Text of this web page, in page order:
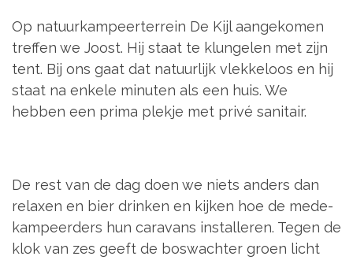
Op natuurkampeerterrein De Kijl aangekomen
treffen we Joost. Hij staat te klungelen met zijn
tent. Bij ons gaat dat natuurlijk vlekkeloos en hij
staat na enkele minuten als een huis. We
hebben een prima plekje met privé sanitair.
De rest van de dag doen we niets anders dan
relaxen en bier drinken en kijken hoe de mede-
kampeerders hun caravans installeren. Tegen de
klok van zes geeft de boswachter groen licht